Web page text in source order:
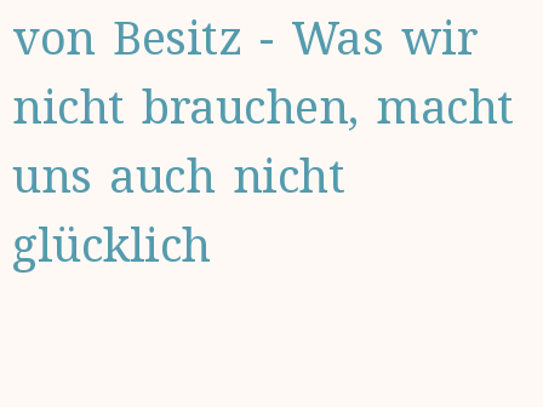
von Besitz - Was wir
nicht brauchen, macht
uns auch nicht
glücklich